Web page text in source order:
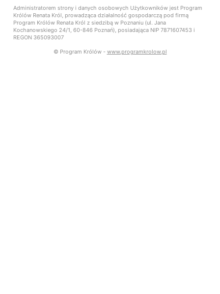
Administratorem strony i danych osobowych Użytkowników jest Program
Królów Renata Król, prowadząca działalność gospodarczą pod firmą
Program Królów Renata Król z siedzibą w Poznaniu (ul. Jana
Kochanowskiego 24/1, 60-846 Poznań), posiadająca NIP 7871607453 i
REGON 365093007
© Program Królów - www.programkrolow.pl